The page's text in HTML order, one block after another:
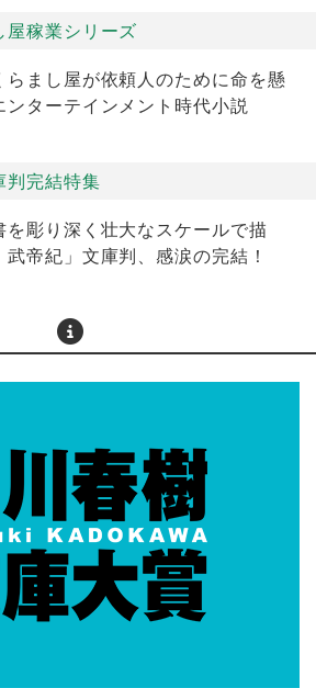
稼業シリーズ
らまし屋が依頼人のために命を懸
ンターテインメント時代小説
判完結特集
を彫り深く壮大なスケールで描
帝紀」文庫判、感涙の完結！